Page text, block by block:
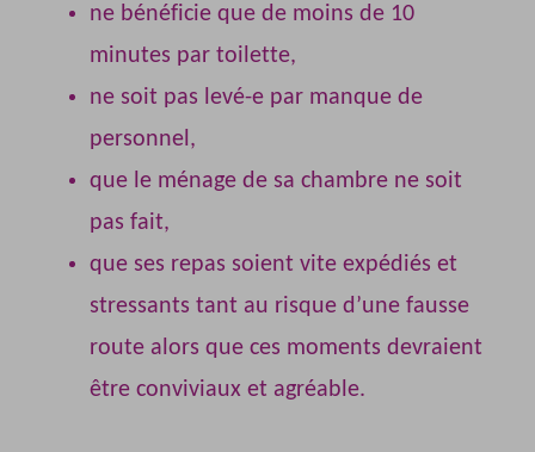
ne bénéficie que de moins de 10
minutes par toilette,
ne soit pas levé-e par manque de
personnel,
que le ménage de sa chambre ne soit
pas fait,
que ses repas soient vite expédiés et
stressants tant au risque d’une fausse
route alors que ces moments devraient
être conviviaux et agréable.